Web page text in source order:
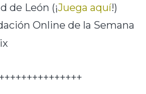
de León (¡Juega aquí!)
Online de la Semana